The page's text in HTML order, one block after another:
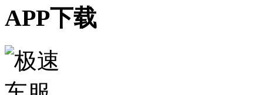
APP下载